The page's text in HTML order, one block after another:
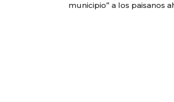
municipio” a los paisanos